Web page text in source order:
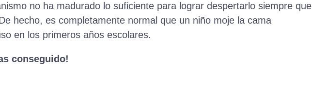
no ha madurado lo suficiente para lograr despertarlo siempre que
hecho, es completamente normal que un niño moje la cama
en los primeros años escolares.
conseguido!